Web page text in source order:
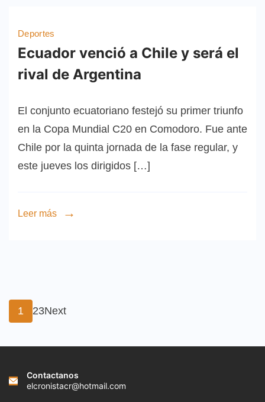
Deportes
Ecuador venció a Chile y será el
rival de Argentina
El conjunto ecuatoriano festejó su primer triunfo
en la Copa Mundial C20 en Comodoro. Fue ante
Chile por la quinta jornada de la fase regular, y
este jueves los dirigidos […]
Leer más
Paginación
de
entradas
Page
1 Page
2Page
3Next
Contactanos
elcronistacr@hotmail.com